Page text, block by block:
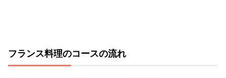
フランス料理のコースの流れ